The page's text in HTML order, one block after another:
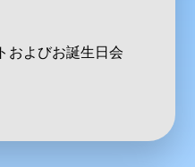
およびお誕生日会